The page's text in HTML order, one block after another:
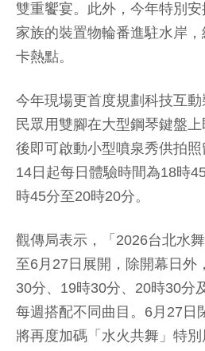
雙重饗宴。此外，今年特別
家族的裝置物輪番進駐水岸
卡熱點。
今年現場更首度規劃科技互動
民眾用雙腳在大型鋼琴鍵盤
後即可啟動小型噴泉秀供拍
14日起每日體驗時間為18時
時45分至20時20分。
觀傳局表示，「2026台北水
至6月27日展開，除開幕日外
30分、19時30分、20時30分
每週搭配不同曲目。6月27日
將再度加碼「水火共舞」特